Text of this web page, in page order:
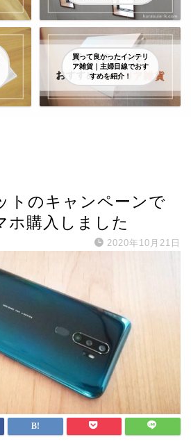
買って良かったインテリ
ア雑貨｜主婦目線でおす
すめを紹介！
トのキャンペーンで
ホ購入しました
2020年10月21日